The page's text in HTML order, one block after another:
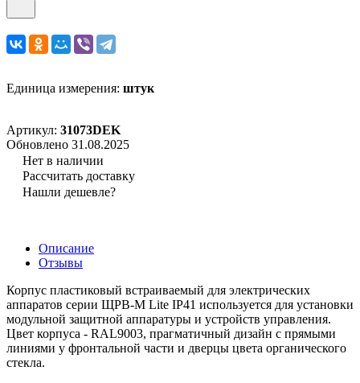
Единица измерения: штук
Артикул: 31073DEK
Обновлено 31.08.2025
Нет в наличии
Рассчитать доставку
Нашли дешевле?
Описание
Отзывы
Корпус пластиковый встраиваемый для электрических
аппаратов серии ЩРВ-М Lite IP41 используется для установки
модульной защитной аппаратуры и устройств управления.
Цвет корпуса - RAL9003, прагматичный дизайн с прямыми
линиями у фронтальной части и дверцы цвета органического
стекла.